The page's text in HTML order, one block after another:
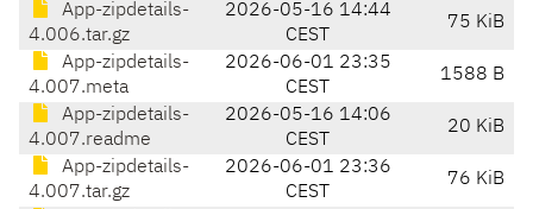
App-zipdetails-
4.006.tar.gz
2026-05-16 14:44
CEST
75 KiB
App-zipdetails-
4.007.meta
2026-06-01 23:35
CEST
1588 B
App-zipdetails-
4.007.readme
2026-05-16 14:06
CEST
20 KiB
App-zipdetails-
4.007.tar.gz
2026-06-01 23:36
CEST
76 KiB